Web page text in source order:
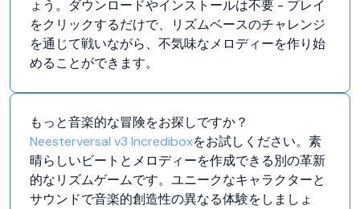
ょう。ダウンロードやインストールは不要 - プレイ
をクリックするだけで、リズムベースのチャレンジ
を通じて戦いながら、不気味なメロディーを作り始
めることができます。
もっと音楽的な冒険をお探しですか？
Neesterversal v3 Incrediboxをお試しください。素
晴らしいビートとメロディーを作成できる別の革新
的なリズムゲームです。ユニークなキャラクターと
サウンドで音楽的創造性の異なる体験をしましょ